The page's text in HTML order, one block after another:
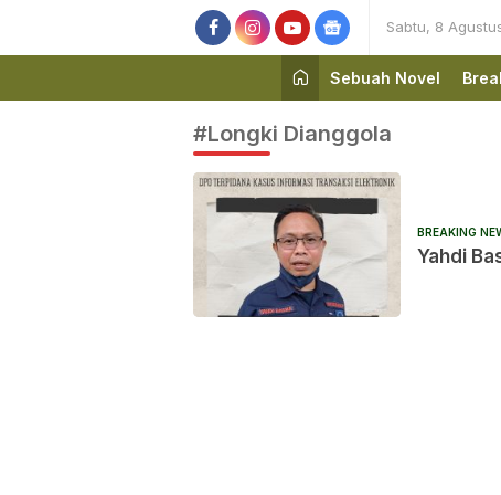
Sabtu, 8
Sebuah Novel
#Longki Dianggola
BREAKING
Yahdi